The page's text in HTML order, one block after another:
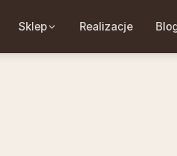
Sklep Realizacje